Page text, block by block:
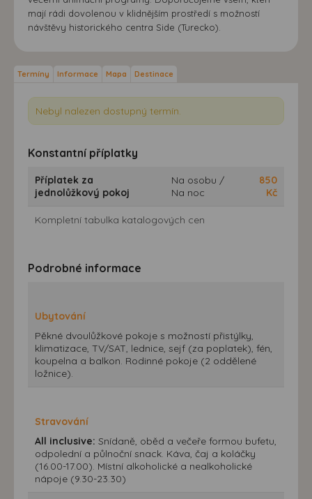
mají rádi dovolenou v klidnějším prostředí s možností
návštěvy historického centra Side (Turecko).
Termíny Informace Mapa Destinace
Nebyl nalezen dostupný termín.
Konstantní příplatky
Příplatek za
jednolůžkový pokoj
Na osobu /
Na noc
850
Kč
Kompletní tabulka katalogových cen
Podrobné informace
Ubytování
Pěkné dvoulůžkové pokoje s možností přistýlky,
klimatizace, TV/SAT, lednice, sejf (za poplatek), fén,
koupelna a balkon. Rodinné pokoje (2 oddělené
ložnice).
Stravování
All inclusive: Snídaně, oběd a večeře formou bufetu,
odpolední a půlnoční snack. Káva, čaj a koláčky
(16.00-17.00). Místní alkoholické a nealkoholické
nápoje (9.30-23.30)